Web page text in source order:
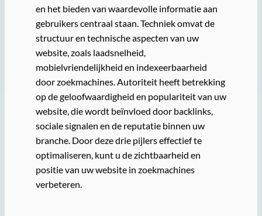
en het bieden van waardevolle informatie aan
gebruikers centraal staan. Techniek omvat de
structuur en technische aspecten van uw
website, zoals laadsnelheid,
mobielvriendelijkheid en indexeerbaarheid
door zoekmachines. Autoriteit heeft betrekking
op de geloofwaardigheid en populariteit van uw
website, die wordt beïnvloed door backlinks,
sociale signalen en de reputatie binnen uw
branche. Door deze drie pijlers effectief te
optimaliseren, kunt u de zichtbaarheid en
positie van uw website in zoekmachines
verbeteren.